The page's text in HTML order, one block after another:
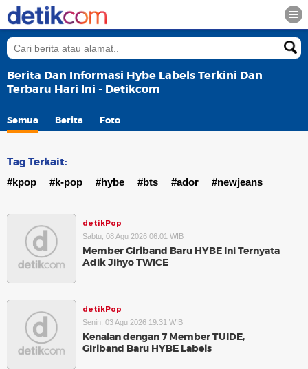
Berita Dan Informasi Hybe Labels Terkini Dan
Terbaru Hari Ini - Detikcom
Semua Berita Foto
Tag Terkait:
#kpop #k-pop #hybe #bts #ador #newjeans
detikPop
Sabtu, 08 Agu 2026 06:01 WIB
Member Girlband Baru HYBE Ini Ternyata
Adik Jihyo TWICE
detikPop
Senin, 03 Agu 2026 19:31 WIB
Kenalan dengan 7 Member TUIDE,
Girlband Baru HYBE Labels